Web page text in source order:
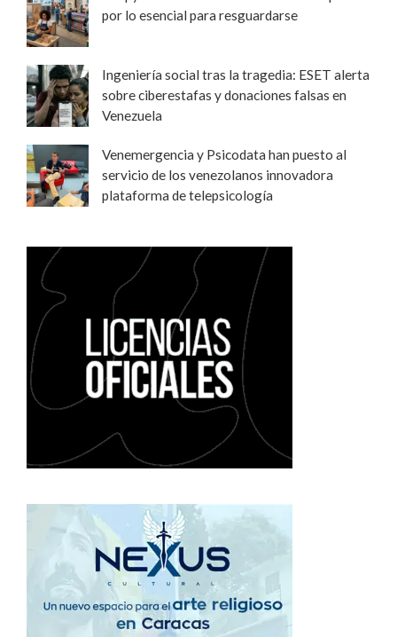
por lo esencial para resguardarse
Ingeniería social tras la tragedia: ESET alerta
sobre ciberestafas y donaciones falsas en
Venezuela
Venemergencia y Psicodata han puesto al
servicio de los venezolanos innovadora
plataforma de telepsicología